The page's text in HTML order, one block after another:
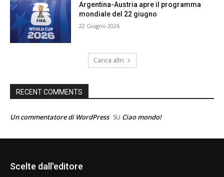
Argentina-Austria apre il programma
mondiale del 22 giugno
22 Giugno 2026
Carica altri
RECENT COMMENTS
Un commentatore di WordPress SU Ciao mondo!
Scelte dall'editore